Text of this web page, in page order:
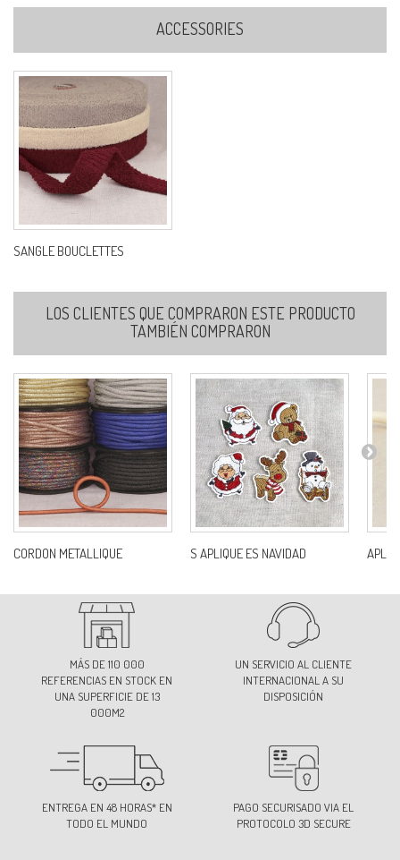
126-PATO AZUL
Ref: S2810B15C126
ACCESSORIES
SANGLE BOUCLETTES
LOS CLIENTES QUE COMPRARON ESTE PRODUCTO
TAMBIÉN COMPRARON
CORDON METALLIQUE S APLIQUE ES NAVIDAD
MÁS DE 110 000
REFERENCIAS EN STOCK EN
UNA SUPERFICIE DE 13
000M2
UN SERVICIO AL CLIENTE
INTERNACIONAL A SU
DISPOSICIÓN
ENTREGA EN 48 HORAS* EN
TODO EL MUNDO
PAGO SECURISADO VIA EL
PROTOCOLO 3D SECURE